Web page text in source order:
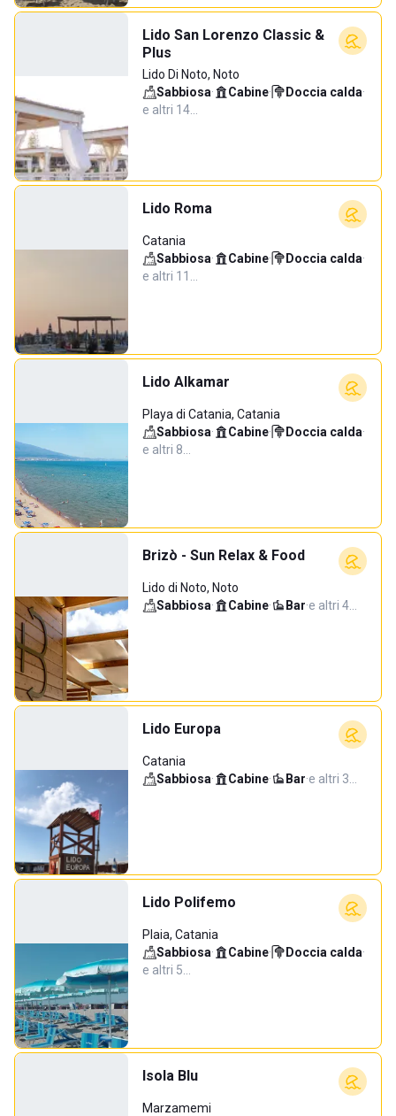
Lido San Lorenzo Classic &
Plus
Lido Di Noto, Noto
Sabbiosa· Cabine· Doccia calda·
e altri 14…
Lido Roma
Catania
Sabbiosa· Cabine· Doccia calda·
e altri 11…
Lido Alkamar
Playa di Catania, Catania
Sabbiosa· Cabine· Doccia calda·
e altri 8…
Brizò - Sun Relax & Food
Lido di Noto, Noto
Sabbiosa· Cabine· Bar·e altri 4…
Lido Europa
Catania
Sabbiosa· Cabine· Bar·e altri 3…
Lido Polifemo
Plaia, Catania
Sabbiosa· Cabine· Doccia calda·
e altri 5…
Isola Blu
Marzamemi